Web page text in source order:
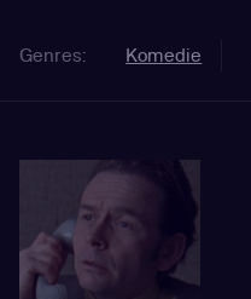
Genres: Komedie